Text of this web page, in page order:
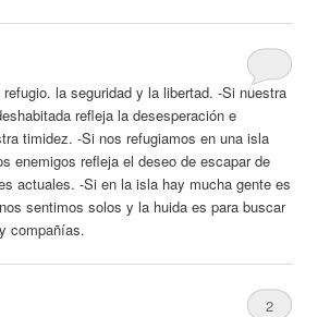
la seguridady la libertad. -Si nuestra
refleja la desesperación e
timidez. -Si nos refugiamos en una isla
enemigos refleja eldeseo de escapar de
actuales. -Si en la isla hay mucha gente es
sentimos solosy la huida es para buscar
y compañías.
2